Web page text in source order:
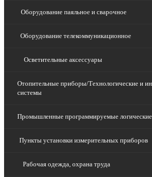
Оборудование паяльное и сварочное
Оборудование телекоммуникационное
Осветительные аксессуары
Отопительные приборы/Технологические и
системы
Промышленные программируемые
Пункты установки измерительных приборов
Рабочая одежда, охрана труда